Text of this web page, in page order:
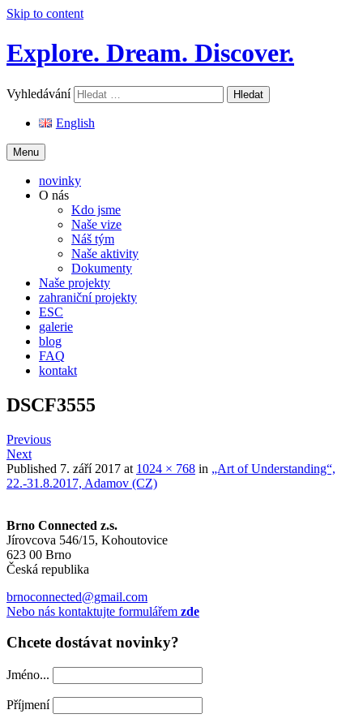
Skip to content
Explore. Dream. Discover.
Vyhledávání
English
Menu
novinky
O nás
Kdo jsme
Naše vize
Náš tým
Naše aktivity
Dokumenty
Naše projekty
zahraniční projekty
ESC
galerie
blog
FAQ
kontakt
DSCF3555
Previous
Next
Published 7. září 2017 at 1024 × 768 in „Art of Understanding“,
22.-31.8.2017, Adamov (CZ)
Brno Connected z.s.
Jírovcova 546/15, Kohoutovice
623 00 Brno
Česká republika
brnoconnected@gmail.com
Nebo nás kontaktujte formulářem zde
Chcete dostávat novinky?
Jméno...
Příjmení